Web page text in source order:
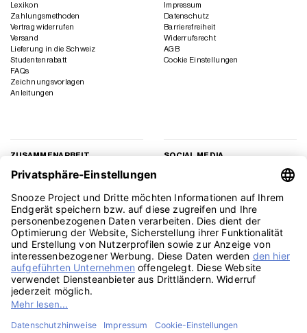
Lexikon
Zahlungsmethoden
Vertrag widerrufen
Versand
Lieferung in die Schweiz
Studentenrabatt
FAQs
Zeichnungsvorlagen
Anleitungen
Impressum
Datenschutz
Barrierefreiheit
Widerrufsrecht
AGB
Cookie Einstellungen
ZUSAMMENARBEIT
Geschäftskunden
Presse
Affiliate Marketing
SOCIAL MEDIA
TikTok
YouTube
Pinterest
LinkedIn
PayPal Visa MasterCardKlarna Sepa